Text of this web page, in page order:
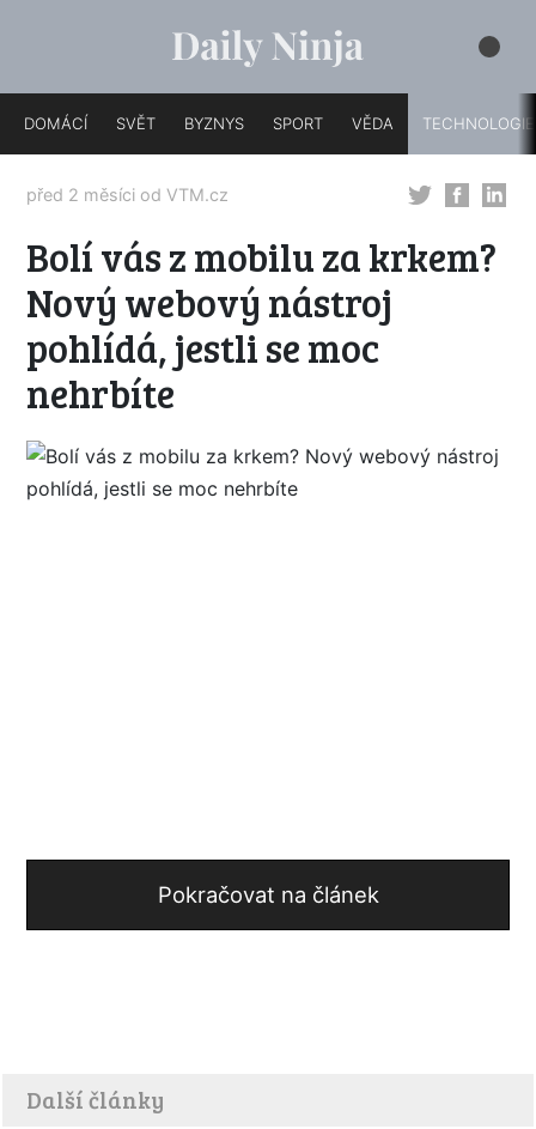
DOMÁCÍ SVĚT BYZNYS SPORT VĚDA TECHNOLOGIE
před 2 měsíci od VTM.cz
Bolí vás z mobilu za krkem?
Nový webový nástroj
pohlídá, jestli se moc
nehrbíte
Pokračovat na článek
Další články